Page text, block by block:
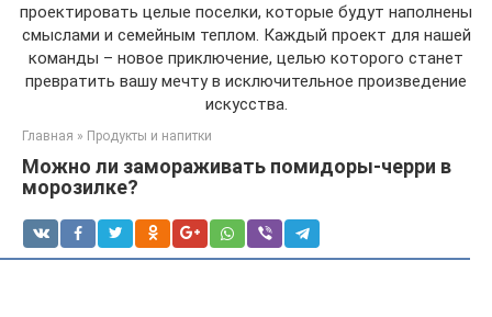
проектировать целые поселки, которые будут наполнены
смыслами и семейным теплом. Каждый проект для нашей
команды – новое приключение, целью которого станет
превратить вашу мечту в исключительное произведение
искусства.
Главная » Продукты и напитки
Можно ли замораживать помидоры-черри в
морозилке?